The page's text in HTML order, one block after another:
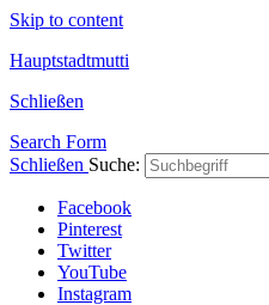
Skip to content
Hauptstadtmutti
Schließen
Search Form
Schließen Suche:
Facebook
Pinterest
Twitter
YouTube
Instagram